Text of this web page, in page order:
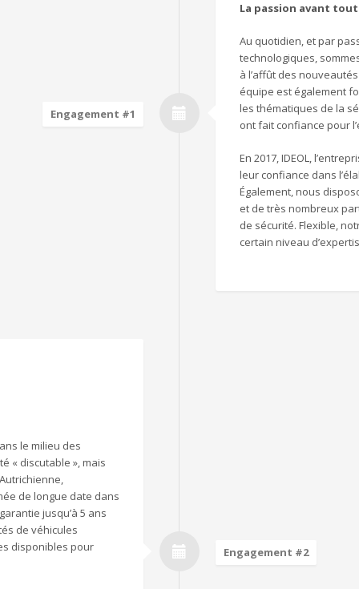
Engagement #1
La passion avant
Au quotidien, et par
technologiques,
à l’affût des
équipe est également
les thématiques de la
ont fait confiance pour
En 2017, IDEOL,
leur confiance dans
Également, nous
et de très nombreux
de sécurité. Flexible,
certain niveau
Engagement #2
le milieu des
« discutable », mais
de longue date dans
jusqu’à 5 ans
de véhicules
disponibles pour